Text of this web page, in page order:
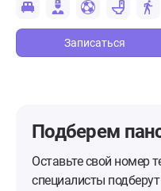
Записаться
Подберем
Оставьте свой номер
специалисты